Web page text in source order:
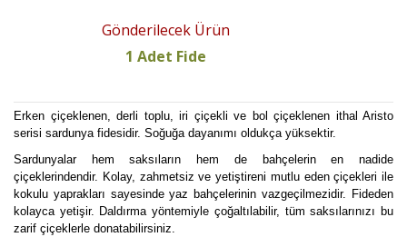
Gönderilecek Ürün
1 Adet Fide
Erken çiçeklenen, derli toplu, iri çiçekli ve bol çiçeklenen ithal Aristo
serisi sardunya fidesidir. Soğuğa dayanımı oldukça yüksektir.
Sardunyalar hem saksıların hem de bahçelerin en nadide
çiçeklerindendir. Kolay, zahmetsiz ve yetiştireni mutlu eden çiçekleri ile
kokulu yaprakları sayesinde yaz bahçelerinin vazgeçilmezidir. Fideden
kolayca yetişir. Daldırma yöntemiyle çoğaltılabilir, tüm saksılarınızı bu
zarif çiçeklerle donatabilirsiniz.